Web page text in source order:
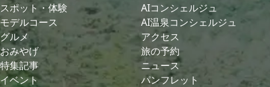
スポット・体験
モデルコース
グルメ
おみやげ
特集記事
イベント
AIコンシェルジュ
AI温泉コンシェルジュ
アクセス
旅の予約
ニュース
パンフレット